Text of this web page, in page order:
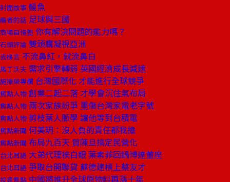
封面故事 鰻魚
編者的話 足球與三國
商場自慢塾 你有解決問題的能力嗎？
石頭評論 雙頭鷹凝視亞洲
去梯言 不流鼻紅，就流鼻白
馬丁沃夫 需求引擎轉弱 英國經濟成長減速
施振榮專欄 台灣國際化 才能進行全球競爭
焦點人物 創業二起二落 才學會沉住氣布局
焦點人物 兩次家族紛爭 重傷台灣家電老字號
焦點人物 剪枝葉人脈學 讓他等到台積電
焦點新聞 何美玥：沒人負的責任都我擔
焦點新聞 布局九百天 賀陳旦搞定民營化
台北耳語 大弟代理挨白眼 葉素菲回鍋博達董座
台北耳語 爭取台開聯貸 蘇德建槓上蔡友才
投資焦點 中國將推升全球原物料再漲十年